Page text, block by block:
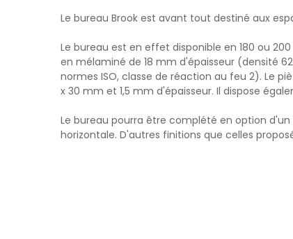
Le bureau Brook est avant tout destiné aux
Le bureau est en effet disponible en 180 ou
en mélaminé de 18 mm d'épaisseur (densité
normes ISO, classe de réaction au feu 2). Le
x 30 mm et 1,5 mm d'épaisseur. Il dispose
Le bureau pourra être complété en option
horizontale. D'autres finitions que celles